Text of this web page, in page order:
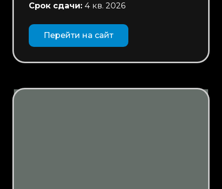
Срок сдачи: 4 кв. 2026
Перейти на сайт